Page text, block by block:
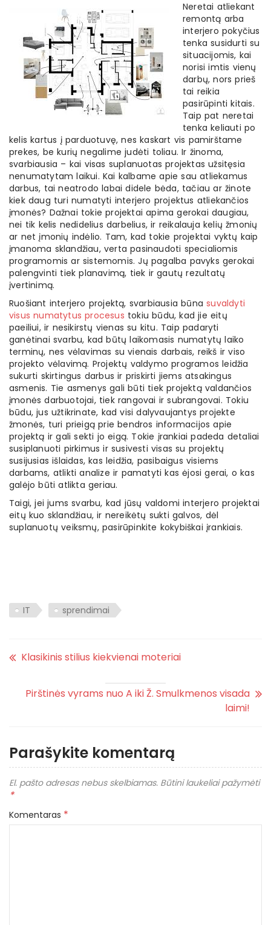
Neretai atliekant
remontą arba
interjero pokyčius
tenka susidurti su
situacijomis, kai
norisi imtis vienų
darbų, nors prieš
tai reikia
pasirūpinti kitais.
Taip pat neretai
tenka keliauti po
kelis kartus į parduotuvę, nes kaskart vis pamirštame
prekes, be kurių negalime judėti toliau. Ir žinoma,
svarbiausia – kai visas suplanuotas projektas užsitęsia
nenumatytam laikui. Kai kalbame apie sau atliekamus
darbus, tai neatrodo labai didele bėda, tačiau ar žinote
kiek daug turi numatyti interjero projektus atliekančios
įmonės? Dažnai tokie projektai apima gerokai daugiau,
nei tik kelis nedidelius darbelius, ir reikalauja kelių žmonių
ar net įmonių indėlio. Tam, kad tokie projektai vyktų kaip
įmanoma sklandžiau, verta pasinaudoti specialiomis
programomis ar sistemomis. Jų pagalba pavyks gerokai
palengvinti tiek planavimą, tiek ir gautų rezultatų
įvertinimą.
Ruošiant interjero projektą, svarbiausia būnasuvaldyti
visus numatytus procesus tokiu būdu, kad jie eitų
paeiliui, ir nesikirstų vienas su kitu. Taip padaryti
ganėtinai svarbu, kad būtų laikomasis numatytų laiko
terminų, nes vėlavimas su vienais darbais, reikš ir viso
projekto vėlavimą. Projektų valdymo programos leidžia
sukurti skirtingus darbus ir priskirti jiems atsakingus
asmenis. Tie asmenys gali būti tiek projektą valdančios
įmonės darbuotojai, tiek rangovai ir subrangovai. Tokiu
būdu, jus užtikrinate, kad visi dalyvaujantys projekte
žmonės, turi prieigą prie bendros informacijos apie
projektą ir gali sekti jo eigą. Tokie įrankiai padeda detaliai
susiplanuoti pirkimus ir susivesti visas su projektų
susijusias išlaidas, kas leidžia, pasibaigus visiems
darbams, atlikti analize ir pamatyti kas ėjosi gerai, o kas
galėjo būti atlikta geriau.
Taigi, jei jums svarbu, kad jūsų valdomi interjero projektai
eitų kuo sklandžiau, ir nereikėtų sukti galvos, dėl
suplanuotų veiksmų, pasirūpinkite kokybiškai įrankiais.
IT sprendimai
Klasikinis stilius kiekvienai moteriai
Pirštinės vyrams nuo A iki Ž. Smulkmenos visada
laimi!
Parašykite komentarą
El. pašto adresas nebus skelbiamas. Būtini laukeliai pažymėti
*
Komentaras *